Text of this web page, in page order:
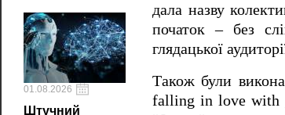
01.08.2026
Штучний
дала назву
початок – без
глядацької
Також були
falling in love with